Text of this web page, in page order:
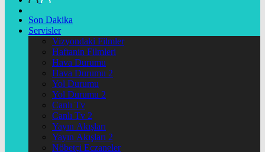
Son Dakika
Servisler
Vizyondaki Filmler
Haftanin Filmleri
Hava Durumu
Hava Durumu 2
Yol Durumu
Yol Durumu 2
Canlı Tv
Canlı Tv 2
Yayın Akışları
Yayın Akışları 2
Nöbetçi Eczaneler